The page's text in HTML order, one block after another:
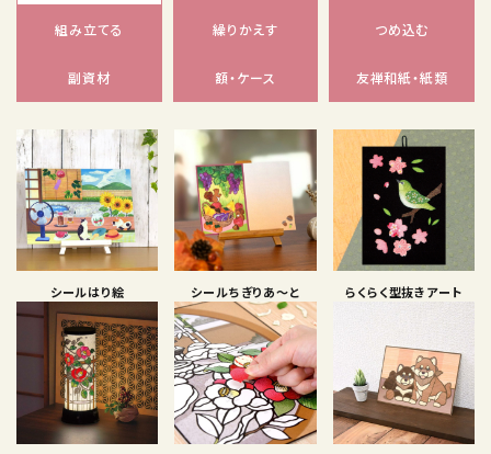
組み立てる 繰りかえす つめ込む
副資材 額・ケース 友禅和紙・紙類
シールはり絵 シールちぎりあ〜と らくらく型抜きアート